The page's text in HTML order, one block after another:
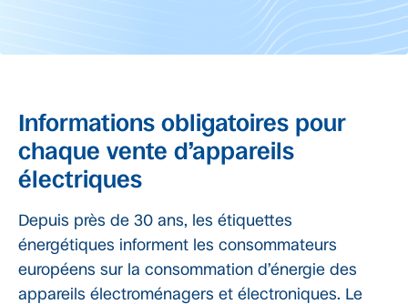
Informations obligatoires pour
chaque vente d’appareils
électriques
Depuis près de 30 ans, les étiquettes
énergétiques informent les consommateurs
européens sur la consommation d’énergie des
appareils électroménagers et électroniques. Le